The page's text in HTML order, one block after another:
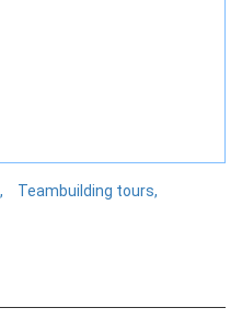
Teambuilding tours